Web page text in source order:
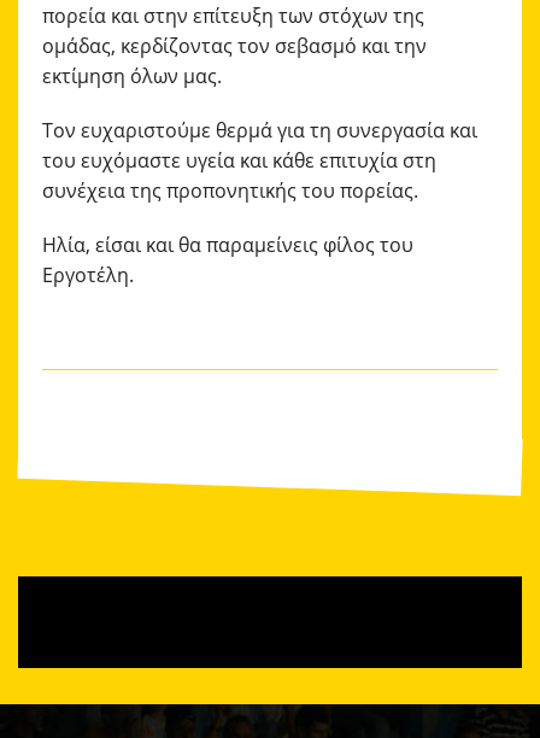
πορεία και στην επίτευξη των στόχων της
ομάδας, κερδίζοντας τον σεβασμό και την
εκτίμηση όλων μας.
Τον ευχαριστούμε θερμά για τη συνεργασία και
του ευχόμαστε υγεία και κάθε επιτυχία στη
συνέχεια της προπονητικής του πορείας.
Ηλία, είσαι και θα παραμείνεις φίλος του
Εργοτέλη.